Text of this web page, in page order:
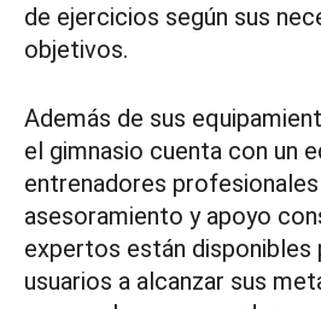
de ejercicios según sus
objetivos.
Además de sus
el gimnasio cuenta con un
entrenadores
asesoramiento y apoyo
expertos están disponibles
usuarios a alcanzar sus